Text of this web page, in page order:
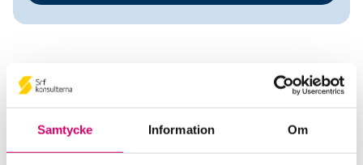
Samtycke Information Om
Vemesto Företagsservice AB